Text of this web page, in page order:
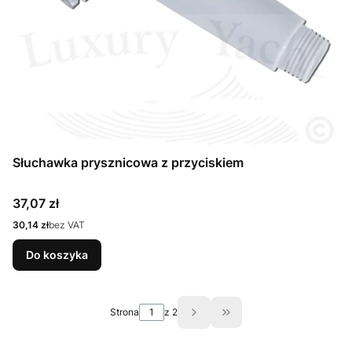
Słuchawka prysznicowa z przyciskiem
Cena
37,07 zł
Cena
30,14 złbez VAT
Do koszyka
Strona z 2 Przejdź do ostatniej